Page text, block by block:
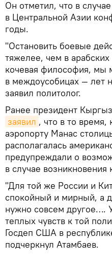
Он отметил, что в
в Центральной Азии
годы.
"Остановить боевые
тяжелее, чем в
кочевая философия, мы
в междоусобицах — лет
заявил политолог.
Ранее президент
заявил , что в то
аэропорту Манас
располагалась
предупреждали о
в случае
"Для той же России и
спокойный и мирный, а
нужно совсем другое….
теплых чувств к той
Госдеп США в
подчеркнул Атамбаев.